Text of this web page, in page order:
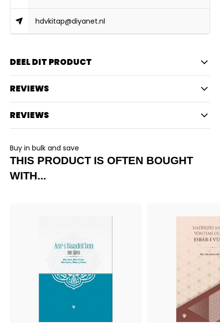
hdvkitap@diyanet.nl
DEEL DIT PRODUCT
REVIEWS
REVIEWS
Buy in bulk and save
THIS PRODUCT IS OFTEN BOUGHT
WITH...